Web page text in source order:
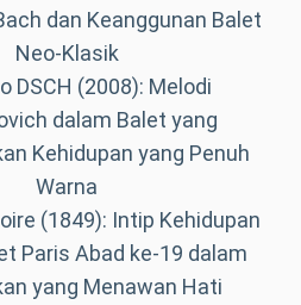
dan Keanggunan Balet
Neo-Klasik
DSCH (2008): Melodi
dalam Balet yang
Kehidupan yang Penuh
Warna
(1849): Intip Kehidupan
Paris Abad ke-19 dalam
yang Menawan Hati